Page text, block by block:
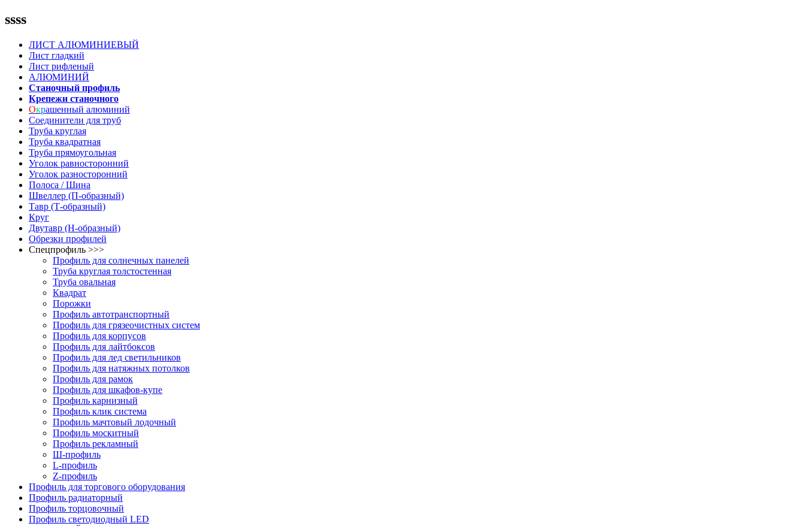
ssss
ЛИСТ АЛЮМИНИЕВЫЙ
Лист гладкий
Лист рифленый
АЛЮМИНИЙ
Станочный профиль
Крепежи станочного
Окрашенный алюминий
Соединители для труб
Труба круглая
Труба квадратная
Труба прямоугольная
Уголок равносторонний
Уголок разносторонний
Полоса / Шина
Швеллер (П-образный)
Тавр (Т-образный)
Круг
Двутавр (H-образный)
Обрезки профилей
Спецпрофиль >>>
Профиль для солнечных панелей
Труба круглая толстостенная
Труба овальная
Квадрат
Порожки
Профиль автотранспортный
Профиль для грязеочистных систем
Профиль для корпусов
Профиль для лайтбоксов
Профиль для лед светильников
Профиль для натяжных потолков
Профиль для рамок
Профиль для шкафов-купе
Профиль карнизный
Профиль клик система
Профиль мачтовый лодочный
Профиль москитный
Профиль рекламный
Ш-профиль
L-профиль
Z-профиль
Профиль для торгового оборудования
Профиль радиаторный
Профиль торцовочный
Профиль светодиодный LED